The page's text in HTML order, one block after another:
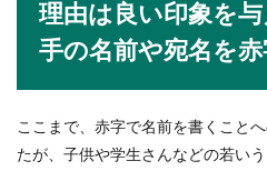
あり...
う帽子を
理由は良い印象を
手の名前や宛名を
ここまで、赤字で名前を書くこと
たが、子供や学生さんなどの若い